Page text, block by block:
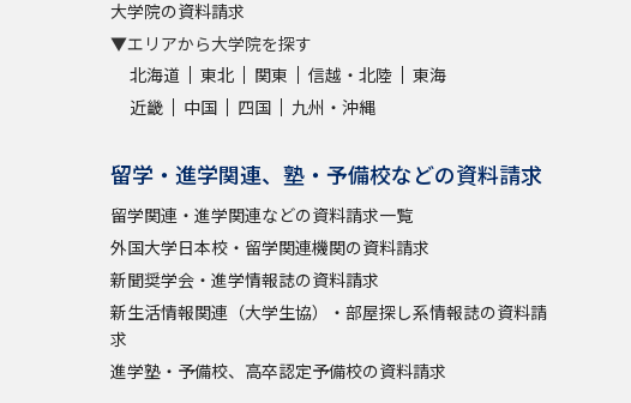
大学院の資料請求
▼エリアから大学院を探す
北海道
東北 関東 信越・北陸
東海
近畿
中国 四国 九州・沖縄
留学・進学関連、塾・予備校などの資料請求
留学関連・進学関連などの資料請求一覧
外国大学日本校・留学関連機関の資料請求
新聞奨学会・進学情報誌の資料請求
新生活情報関連（大学生協）・部屋探し系情報誌の資料請
求
進学塾・予備校、高卒認定予備校の資料請求